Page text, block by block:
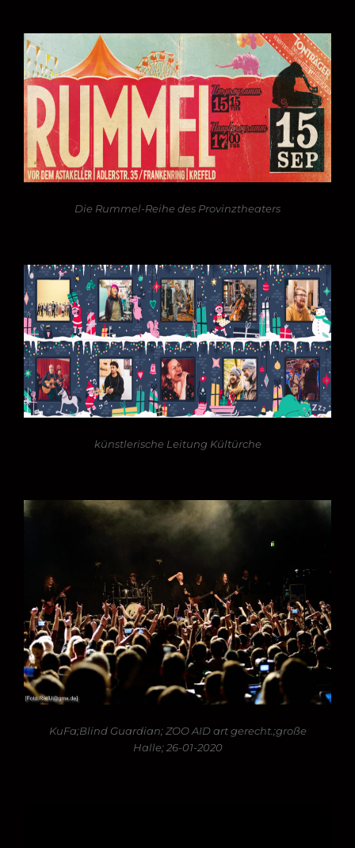
Die Rummel-Reihe des Provinztheaters
künstlerische Leitung Kültürche
KuFa;Blind Guardian; ZOO AID art gerecht.;große
Halle; 26-01-2020